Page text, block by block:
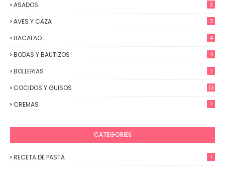
ASADOS 3
AVES Y CAZA 3
BACALAO 4
BODAS Y BAUTIZOS 4
BOLLERIAS 1
COCIDOS Y GUISOS 13
CREMAS 1
CATEGORIES
RECETA DE PASTA 1